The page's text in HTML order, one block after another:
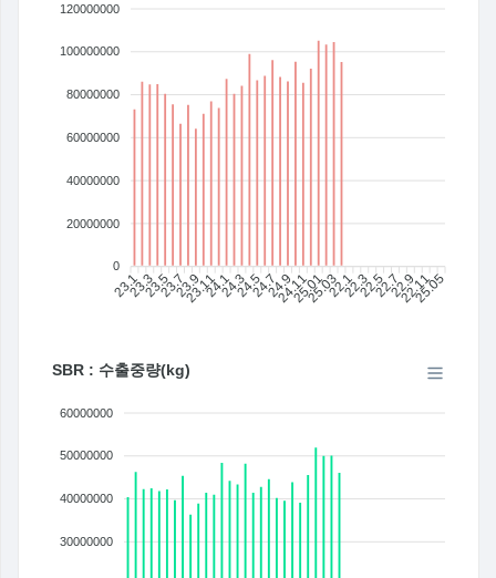
120000000
100000000
80000000
60000000
40000000
20000000
0
23.123.323.523.723.9
23.1124.124.324.524.724.9
24.11
25.01
25.0322.122.322.522.722.9
22.11
25.05
SBR : 수출중량(kg)
60000000
50000000
40000000
30000000